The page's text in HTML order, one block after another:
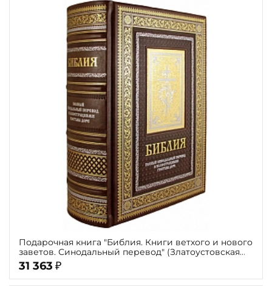
Подарочная книга "Библия. Книги ветхого и нового
заветов. Синодальный перевод" (Златоустовская
гравюра)
31 363 ₽